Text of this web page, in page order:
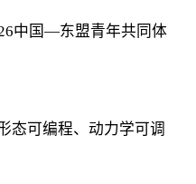
中国—东盟青年共同体
态可编程、动力学可调